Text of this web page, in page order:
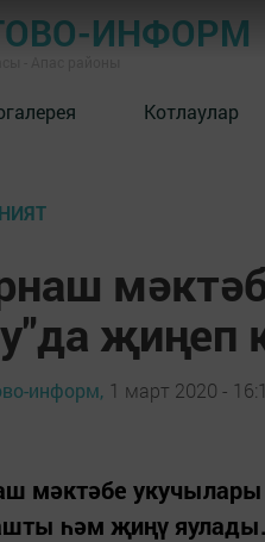
ИНФОРМ
Котлаулар
җиңеп
информ, 1 март 2020 -
мәктәбе укучылары
һәм җиңү яулады.